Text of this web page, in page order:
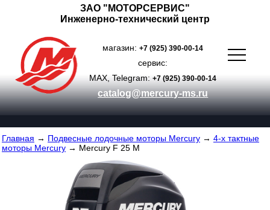
ЗАО "МОТОРСЕРВИС"
Инженерно-технический центр
магазин:+7 (925) 390-00-14
сервис:
MAX, Telegram:+7 (925) 390-00-14
catalog@mercury-ms.ru
Главная → Подвесные лодочные моторы Mercury → 4-х тактные
моторы Mercury → Mercury F 25 M